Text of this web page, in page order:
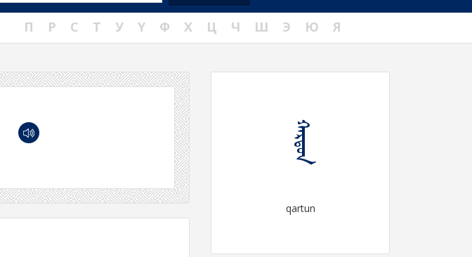
П Р С Т У Ү Ф Х Ц Ч Ш Э Ю Я
ᠬᠠᠷᠲᠤᠨ
qartun